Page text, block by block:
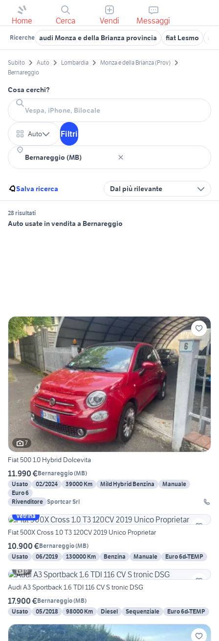
Home Cerca Vendi Messaggi
Ricerche audi Monza e della Brianza provincia fiat Lesmo
Subito Auto Lombardia
Monza e della Brianza (Prov)
Bernareggio
Cosa cerchi?
Auto Filtri
Salva ricerca Dal più rilevante
28 risultati
Auto usate in vendita a Bernareggio
7
Fiat 500 1.0 Hybrid Dolcevita
11.990 €Bernareggio(MB)
Usato
02/2024 39000 Km Mild Hybrid Benzina
Manuale
Euro 6
Rivenditore Sportcar Srl
Vetrina
Fiat 500X Cross 1.0 T3 120CV 2019 Unico Proprietar
10.900 €Bernareggio(MB)
Usato
06/2019 130000 Km Benzina Manuale
Euro 6d-TEMP
6
Audi A3 Sportback 1.6 TDI 116 CV S tronic DSG
17.900 €Bernareggio(MB)
Usato
05/2018 98000 Km Diesel Sequenziale Euro 6d-TEMP